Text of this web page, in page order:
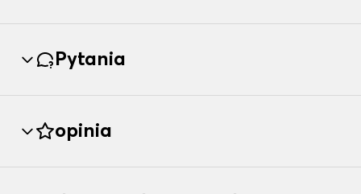
Pytania
opinia